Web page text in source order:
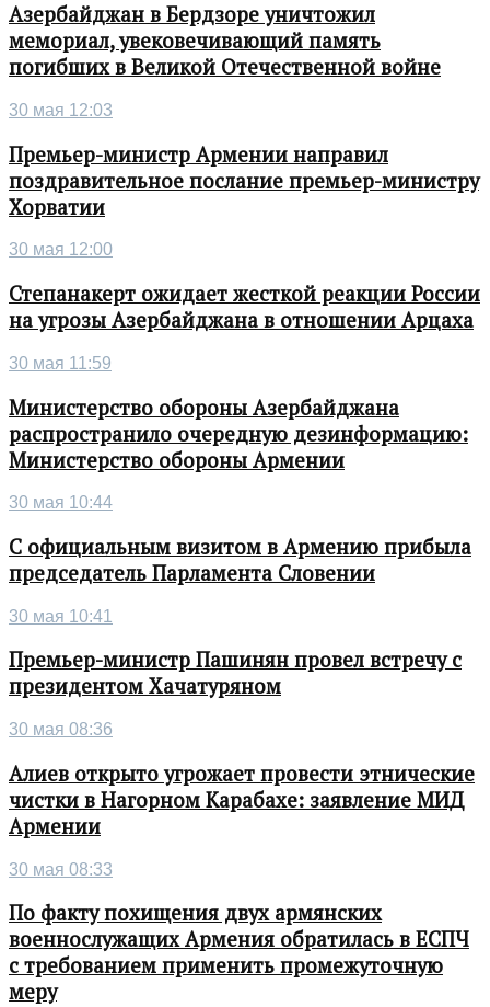
Азербайджан в Бердзоре уничтожил
мемориал, увековечивающий память
погибших в Великой Отечественной войне
30 мая 12:03
Премьер-министр Армении направил
поздравительное послание премьер-министру
Хорватии
30 мая 12:00
Степанакерт ожидает жесткой реакции России
на угрозы Азербайджана в отношении Арцаха
30 мая 11:59
Министерство обороны Азербайджана
распространило очередную дезинформацию:
Министерство обороны Армении
30 мая 10:44
С официальным визитом в Армению прибыла
председатель Парламента Словении
30 мая 10:41
Премьер-министр Пашинян провел встречу с
президентом Хачатуряном
30 мая 08:36
Алиев открыто угрожает провести этнические
чистки в Нагорном Карабахе: заявление МИД
Армении
30 мая 08:33
По факту похищения двух армянских
военнослужащих Армения обратилась в ЕСПЧ
с требованием применить промежуточную
меру